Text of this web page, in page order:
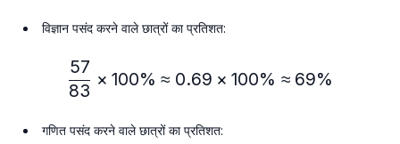
विज्ञान पसंद करने वाले छात्रों का प्रतिशत:
\frac{57}{83} × 100\% ≈
83
57
× 100% ≈ 0.69 × 100% ≈ 69%
गणित पसंद करने वाले छात्रों का प्रतिशत: